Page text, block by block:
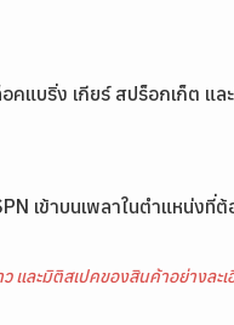
คแบริ่ง เกียร์ สปร็อกเก็ต แ
เข้าบนเพลาในตำแหน่ง
และมิติสเปคของสินค้าอย่างล